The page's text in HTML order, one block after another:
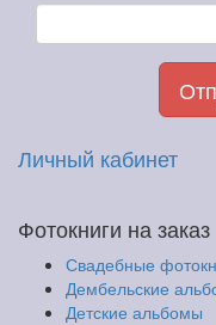
Личный кабинет
Фотокниги на заказ
Свадебные
Дембельские
Детские альбомы